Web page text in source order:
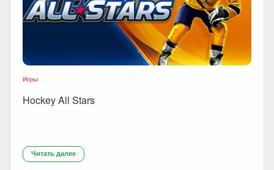
Игры
Hockey All Stars
Читать далее